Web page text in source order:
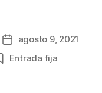
Fecha
de
agosto 9, 2021
Entrada fija